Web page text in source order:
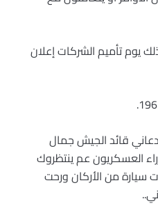
يوم تأميم الشركات إعلان
النحلاوي: 1961، استدعاني قائد الجيش جمال
العسكريون عم ينتظروك
سيارة من الأركان ورحت